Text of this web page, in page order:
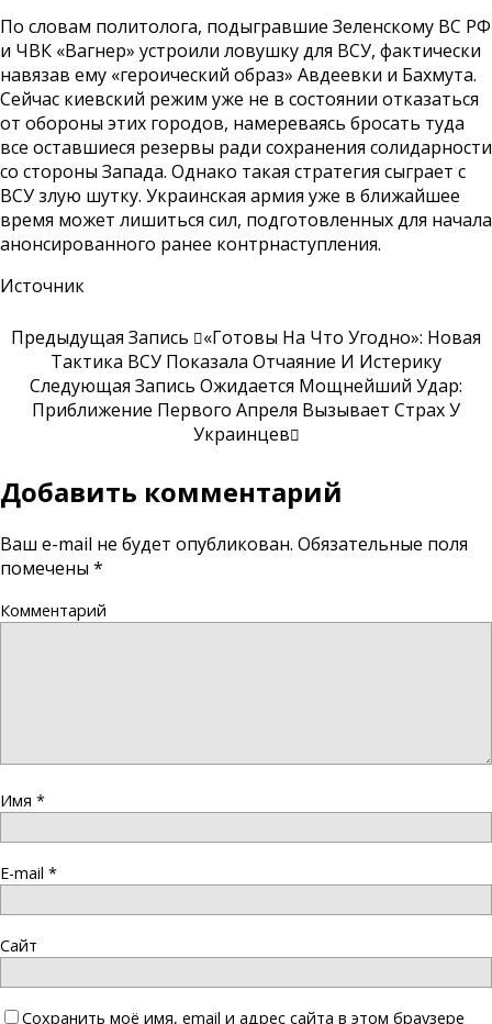
По словам политолога, подыгравшие Зеленскому ВС РФ
и ЧВК «Вагнер» устроили ловушку для ВСУ, фактически
навязав ему «героический образ» Авдеевки и Бахмута.
Сейчас киевский режим уже не в состоянии отказаться
от обороны этих городов, намереваясь бросать туда
все оставшиеся резервы ради сохранения солидарности
со стороны Запада. Однако такая стратегия сыграет с
ВСУ злую шутку. Украинская армия уже в ближайшее
время может лишиться сил, подготовленных для начала
анонсированного ранее контрнаступления.
Источник
Предыдущая Запись
«Готовы На Что Угодно»: Новая
Тактика ВСУ Показала Отчаяние И Истерику
Следующая Запись Ожидается Мощнейший Удар:
Приближение Первого Апреля Вызывает Страх У
Украинцев
Добавить комментарий
Ваш e-mail не будет опубликован. Обязательные поля
помечены *
Комментарий
Имя *
E-mail *
Сайт
Сохранить моё имя, email и адрес сайта в этом браузере